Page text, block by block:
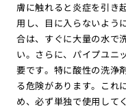
膚に触れると炎症を引き
用し、目に入らないよう
合は、すぐに大量の水で
い。さらに、パイプユニ
要です。特に酸性の洗浄
る危険があります。これ
め、必ず単独で使用して